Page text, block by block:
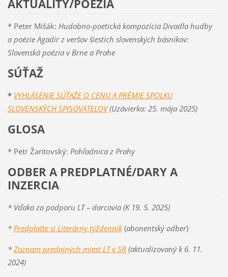
AKTUALITY/POÉZIA
* Peter Mišák: Hudobno-poetická kompozícia Divadla hudby
a poézie Agadir z veršov šiestich slovenských básnikov:
Slovenská poézia v Brne a Prahe
SÚŤAŽ
* VYHLÁSENIE SÚŤAŽE O CENU A PRÉMIE SPOLKU
SLOVENSKÝCH SPISOVATEĽOV (Uzávierka: 25. mája 2025)
GLOSA
* Petr Žantovský: Pohľadnica z Prahy
ODBER A PREDPLATNÉ/DARY A
INZERCIA
* Vďaka za podporu LT – darcovia (K 19. 5. 2025)
* Predplaťte si Literárny týždenník (abonentský odber)
*Zoznam predajných miest LT v SR(aktualizovaný k 6. 11.
2024)